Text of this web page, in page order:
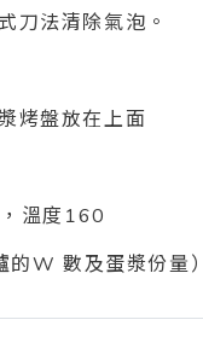
刀法清除氣泡。
烤盤放在上面
溫度 160
的W 數及蛋漿份量）